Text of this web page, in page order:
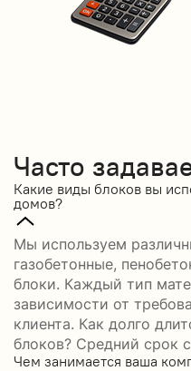
Часто
Какие виды блоков вы
домов?
Мы используем
газобетонные,
блоки. Каждый тип
зависимости от
клиента. Как долго
блоков? Средний срок
Чем занимается ваша